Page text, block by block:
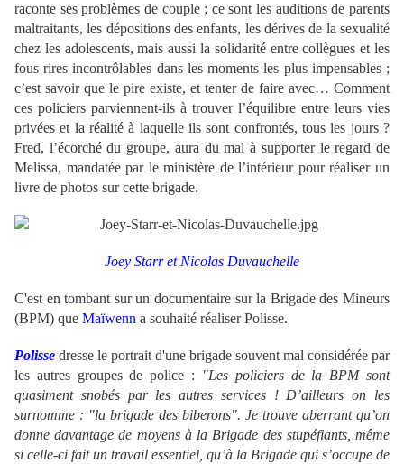
raconte ses problèmes de couple ; ce sont les auditions de parents
maltraitants, les dépositions des enfants, les dérives de la sexualité
chez les adolescents, mais aussi la solidarité entre collègues et les
fous rires incontrôlables dans les moments les plus impensables ;
c’est savoir que le pire existe, et tenter de faire avec… Comment
ces policiers parviennent-ils à trouver l’équilibre entre leurs vies
privées et la réalité à laquelle ils sont confrontés, tous les jours ?
Fred, l’écorché du groupe, aura du mal à supporter le regard de
Melissa, mandatée par le ministère de l’intérieur pour réaliser un
livre de photos sur cette brigade.
Joey Starr et Nicolas Duvauchelle
C'est en tombant sur un documentaire sur la Brigade des Mineurs
(BPM) que Maïwenn a souhaité réaliser Polisse.
Polisse dresse le portrait d'une brigade souvent mal considérée par
les autres groupes de police :
"Les policiers de la BPM sont
quasiment snobés par les autres services ! D’ailleurs on les
surnomme : "la brigade des biberons". Je trouve aberrant qu’on
donne davantage de moyens à la Brigade des stupéfiants, même
si celle-ci fait un travail essentiel, qu’à la Brigade qui s’occupe de